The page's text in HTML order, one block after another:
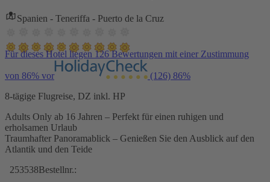
Spanien - Teneriffa - Puerto de la Cruz
Für dieses Hotel liegen 126 Bewertungen mit einer Zustimmung
von 86% vor (126) 86%
8-tägige Flugreise, DZ inkl. HP
Adults Only ab 16 Jahren – Perfekt für einen ruhigen und
erholsamen Urlaub
Traumhafter Panoramablick – Genießen Sie den Ausblick auf den
Atlantik und den Teide
253538Bestellnr.: